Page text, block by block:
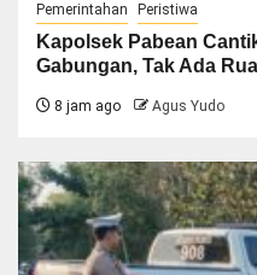
Pemerintahan
Peristiwa
Kapolsek Pabean
Gabungan, Tak Ada
8 jam ago Agus Yudo